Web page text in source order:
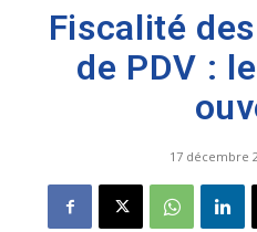
Fiscalité
de PDV :
17 décembre